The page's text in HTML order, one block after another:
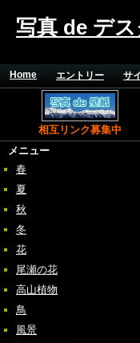
写真 de デ
Home エントリー サ
相互リンク募集中
メニュー
春
夏
秋
冬
花
尾瀬の花
高山植物
鳥
風景